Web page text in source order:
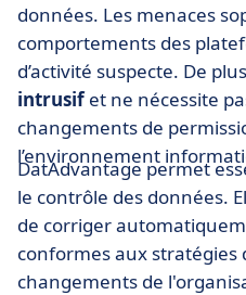
données. Les menaces
comportements des
d’activité suspecte. De
intrusifet ne nécessite
changements de
l’environnement
DatAdvantage permet
le contrôle des données.
de corriger
conformes aux stratégies
changements de